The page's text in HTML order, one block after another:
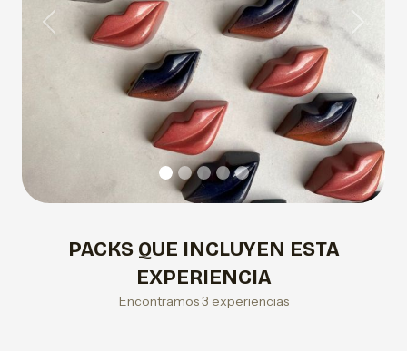
Previous Next
PACKS QUE INCLUYEN ESTA
EXPERIENCIA
Encontramos 3 experiencias